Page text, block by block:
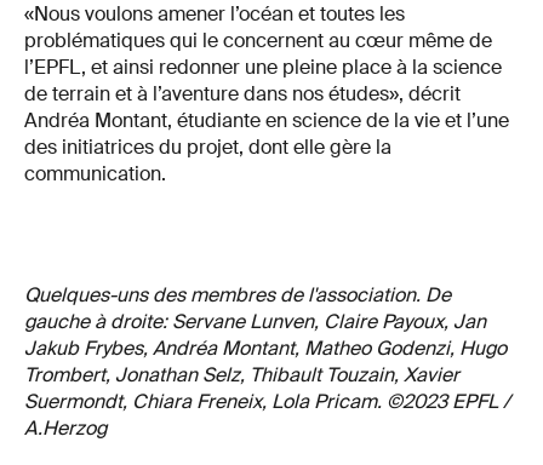
«Nous voulons amener l’océan et toutes les
problématiques qui le concernent au cœur même de
l’EPFL, et ainsi redonner une pleine place à la science
de terrain et à l’aventure dans nos études», décrit
Andréa Montant, étudiante en science de la vie et l’une
des initiatrices du projet, dont elle gère la
communication.
Quelques-uns des membres de l'association. De
gauche à droite: Servane Lunven, Claire Payoux, Jan
Jakub Frybes, Andréa Montant, Matheo Godenzi, Hugo
Trombert, Jonathan Selz, Thibault Touzain, Xavier
Suermondt, Chiara Freneix, Lola Pricam. ©2023 EPFL /
A.Herzog